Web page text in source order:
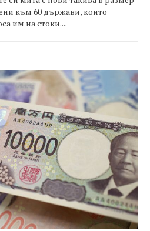
към 60 държави, които
им на стоки....